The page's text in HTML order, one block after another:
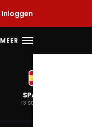
Inloggen
MEER
SPANJE
13 SEP. 2026